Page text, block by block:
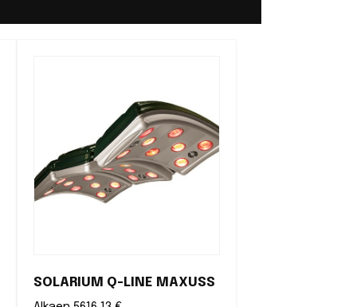
SOLARIUM Q-LINE MAXUSS